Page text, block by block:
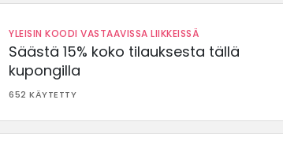
YLEISIN KOODI VASTAAVISSA LIIKKEISSÄ
Säästä 15% koko tilauksesta tällä
kupongilla
652 KÄYTETTY